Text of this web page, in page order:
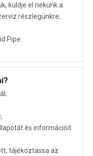
küldje el nekünk a
részlegünkre;
Pipe.
és információit
tájékoztassa az